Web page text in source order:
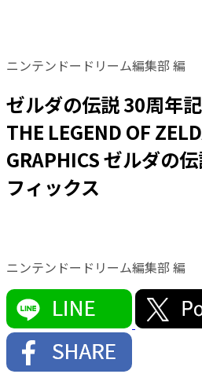
ニンテンドードリーム編集部 編
ゼルダの伝説 30周年
THE LEGEND OF
GRAPHICS ゼルダの
フィックス
ニンテンドードリーム編集部 編